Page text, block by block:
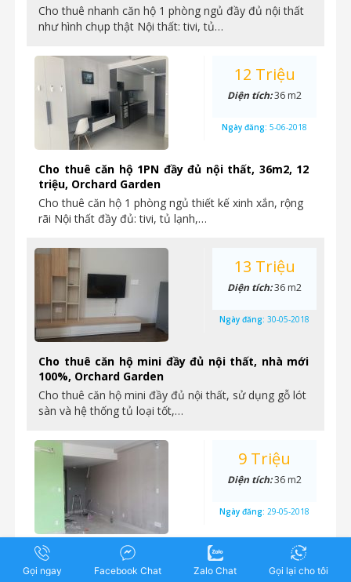
Cho thuê nhanh căn hộ 1 phòng ngủ đầy đủ nội thất
như hình chụp thật Nội thất: tivi, tủ…
Cho thuê căn hộ 1PN đầy đủ nội thất, 36m2, 12
triệu, Orchard Garden
Cho thuê căn hộ 1 phòng ngủ thiết kế xinh xắn, rộng
rãi Nội thất đầy đủ: tivi, tủ lạnh,…
12 Triệu
Diện tích:36 m2
Ngày đăng: 5-06-2018
Cho thuê căn hộ mini đầy đủ nội thất, nhà mới
100%, Orchard Garden
Cho thuê căn hộ mini đầy đủ nội thất, sử dụng gỗ lót
sàn và hệ thống tủ loại tốt,…
13 Triệu
Diện tích:36 m2
Ngày đăng: 30-05-2018
Cho thuê officetel nhà hoàn thiện cơ bản, 36m2,
9 triệu, Orchard Garden
9 Triệu
Diện tích:36 m2
Ngày đăng: 29-05-2018
Gọi ngay Facebook Chat Zalo Chat Gọi lại cho tôi